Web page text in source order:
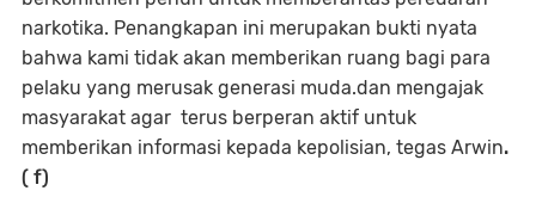
narkotika. Penangkapan ini merupakan bukti nyata
bahwa kami tidak akan memberikan ruang bagi para
pelaku yang merusak generasi muda.dan mengajak
masyarakat agar terus berperan aktif untuk
memberikan informasi kepada kepolisian, tegas Arwin.
( f)